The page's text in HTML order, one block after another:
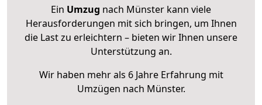
Ein Umzug nach Münster kann viele
Herausforderungen mit sich bringen, um Ihnen
die Last zu erleichtern – bieten wir Ihnen unsere
Unterstützung an.
Wir haben mehr als 6 Jahre Erfahrung mit
Umzügen nach Münster.